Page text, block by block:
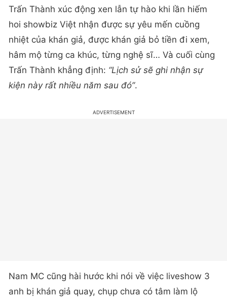
Trấn Thành xúc động xen lẫn tự hào khi lần hiếm
hoi showbiz Việt nhận được sự yêu mến cuồng
nhiệt của khán giả, được khán giả bỏ tiền đi xem,
hâm mộ từng ca khúc, từng nghệ sĩ… Và cuối cùng
Trấn Thành khẳng định: “Lịch sử sẽ ghi nhận sự
kiện này rất nhiều năm sau đó”.
Nam MC cũng hài hước khi nói về việc liveshow 3
anh bị khán giả quay, chụp chưa có tâm làm lộ